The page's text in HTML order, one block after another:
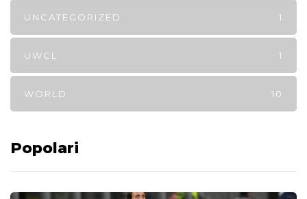
UNCATEGORIZED 1
UWCL 1
WORLD 10
Popolari